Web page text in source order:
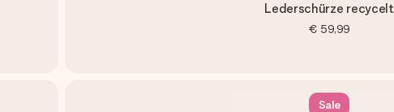
Lederschürze recycelt
€ 59,99
Sale